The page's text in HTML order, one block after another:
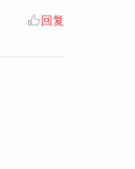
回复